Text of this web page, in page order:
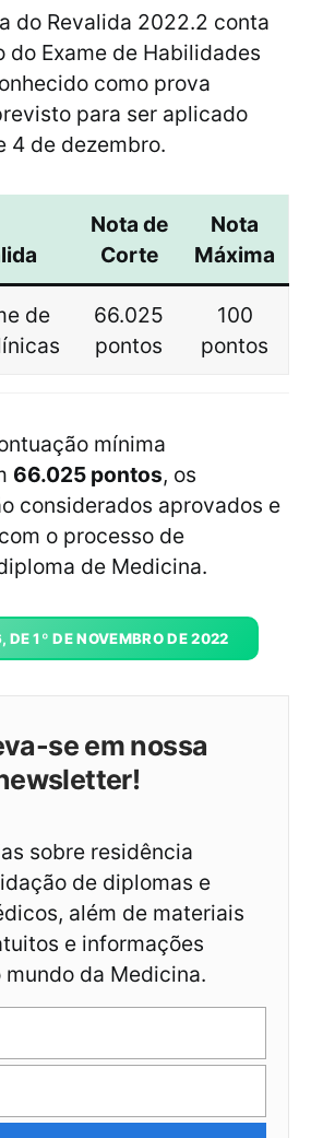
do Revalida 2022.2 conta
do Exame de Habilidades
como prova
para ser aplicado
4 de dezembro.
Nota de
Corte
Nota
Máxima
de
66.025
pontos
100
pontos
mínima
66.025 pontos, os
considerados aprovados e
o processo de
de Medicina.
DE 1º DE NOVEMBRO DE 2022
se em nossa
sobre residência
de diplomas e
além de materiais
e informações
da Medicina.